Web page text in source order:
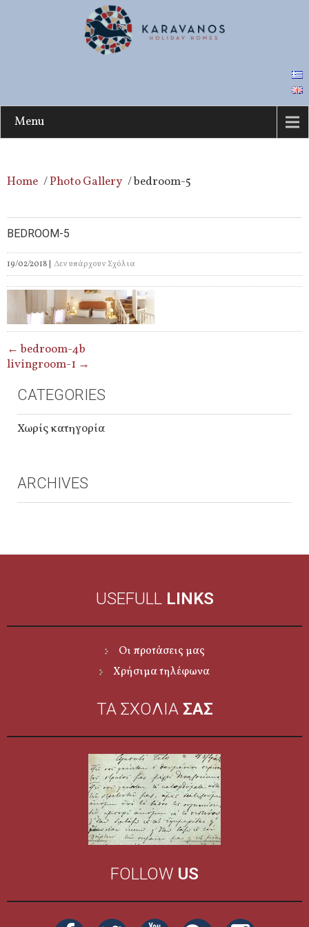
Menu
Home /Photo Gallery /bedroom-5
BEDROOM-5
19/02/2018| Δεν υπάρχουν Σχόλια
POST
NAVIGATION
← bedroom-4b
livingroom-1 →
CATEGORIES
Χωρίς κατηγορία
ARCHIVES
USEFULL LINKS
Οι προτάσεις μας
Χρήσιμα τηλέφωνα
ΤΑ ΣΧΟΛΙΑ ΣΑΣ
FOLLOW US